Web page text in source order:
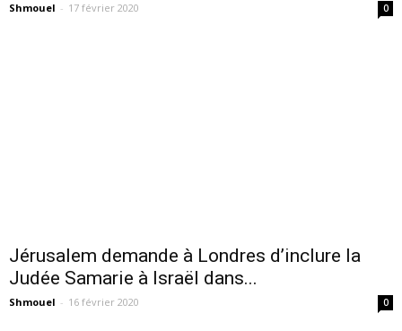
Shmouel - 17 février 2020 0
Jérusalem demande à Londres d’inclure la
Judée Samarie à Israël dans...
Shmouel - 16 février 2020 0